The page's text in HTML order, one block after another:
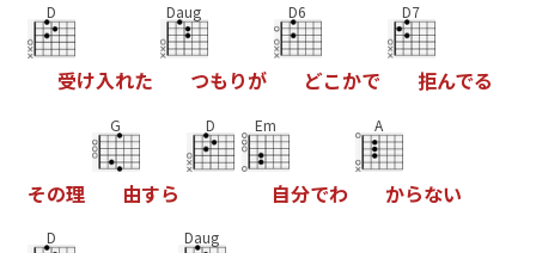
D
受け入れた
Daug
つもりが
D6
どこかで
D7
拒んでる
その理
G
由すら
D Em
自分でわ
A
からない
D Daug